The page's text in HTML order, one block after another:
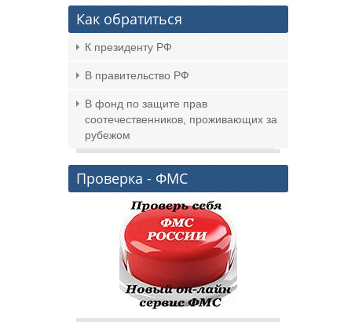
Как обратиться
К президенту РФ
В правительство РФ
В фонд по защите прав
соотечественников, проживающих за
рубежом
Проверка - ФМС